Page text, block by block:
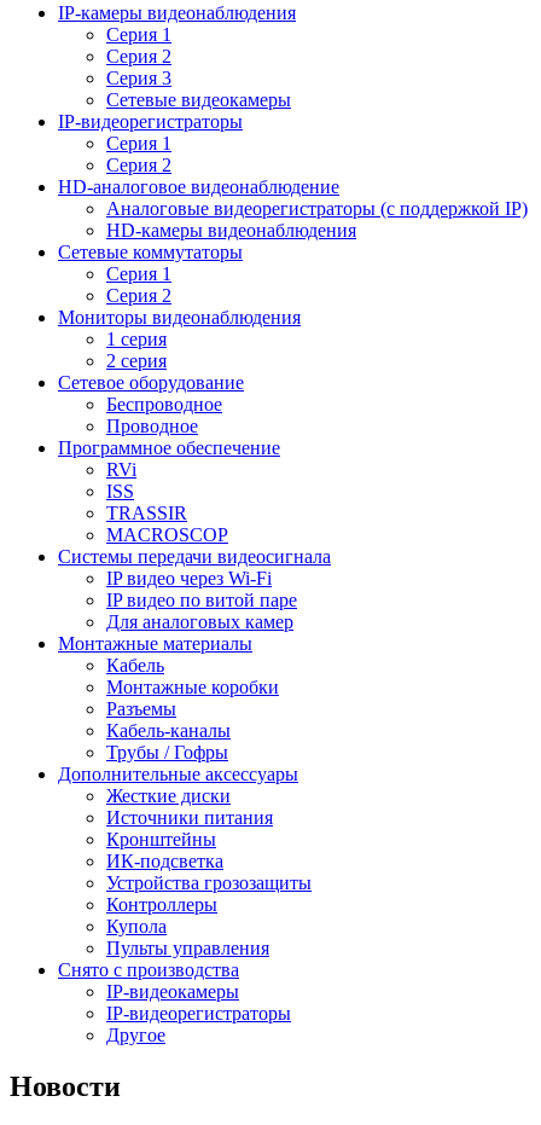
IP-камеры видеонаблюдения
Серия 1
Серия 2
Серия 3
Сетевые видеокамеры
IP-видеорегистраторы
Серия 1
Серия 2
HD-аналоговое видеонаблюдение
Aналоговые видеорегистраторы (с поддержкой IP)
HD-камеры видеонаблюдения
Сетевые коммутаторы
Серия 1
Серия 2
Мониторы видеонаблюдения
1 серия
2 серия
Сетевое оборудование
Беспроводное
Проводное
Программное обеспечение
RVi
ISS
TRASSIR
MACROSCOP
Системы передачи видеосигнала
IP видео через Wi-Fi
IP видео по витой паре
Для аналоговых камер
Монтажные материалы
Кабель
Монтажные коробки
Разъемы
Кабель-каналы
Трубы / Гофры
Дополнительные аксессуары
Жесткие диски
Источники питания
Кронштейны
ИК-подсветка
Устройства грозозащиты
Контроллеры
Купола
Пульты управления
Снято с производства
IP-видеокамеры
IP-видеорегистраторы
Другое
Новости